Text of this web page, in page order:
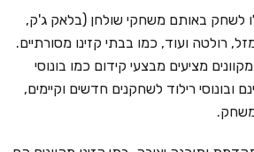
לשחק באותם משחקי שולחן (בלאק ג'ק,
רולטה ועוד, כמו בבתי קזינו מסורתיים.
מציעים מבצעי קידום כמו בונוסי
ובונוסי רילוד לשחקנים חדשים וקיימים,